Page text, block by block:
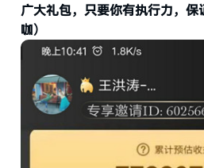
广大礼包，只要你有执行力，保
咖）